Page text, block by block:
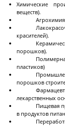
действия
действия
Химические
веществ).
красителей).
порошков).
пластиков)
порошков
лекарственных
Пищевая
в продуктов